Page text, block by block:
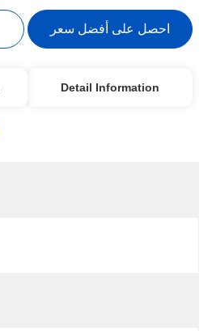
احصل على أفضل سعر
Detail Information